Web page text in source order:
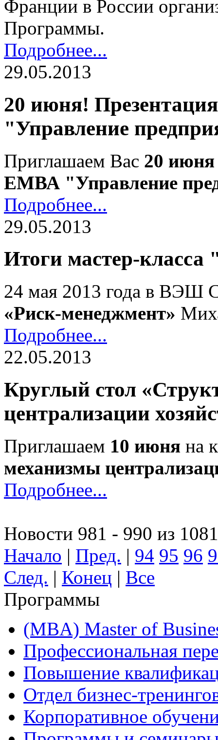
Франции в России
Программы.
Подробнее...
29.05.2013
20 июня!
"Управление
Приглашаем Вас 20 июня
ЕМВА "Управление
Подробнее...
29.05.2013
Итоги мастер-
24 мая 2013 года в ВЭШ
«Риск-менеджмент»
Подробнее...
22.05.2013
Круглый стол
централизации
Приглашаем 10 июня на
механизмы
Подробнее...
Новости 981 - 990 из 1081
Начало | Пред. | 94 95 96
След. | Конец | Все
Программы
(MBA) Master of
Профессиональная
Повышение
Отдел бизнес-
Корпоративное